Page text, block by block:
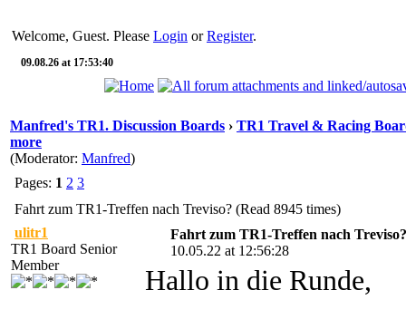
Welcome, Guest. Please Login orRegister.
09.08.26 at 17:53:40
Manfred's TR1. Discussion Boards › TR1 Travel & Racing
more
(Moderator: Manfred)
Pages: 1 2 3
Fahrt zum TR1-Treffen nach Treviso? (Read 8945 times)
ulitr1
TR1 Board Senior
Member
Fahrt zum TR1-Treffen nach Treviso?
10.05.22 at 12:56:28
Hallo in die Runde,